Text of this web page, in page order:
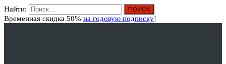
Найти:
Временная скидка 50% на годовую подписку!